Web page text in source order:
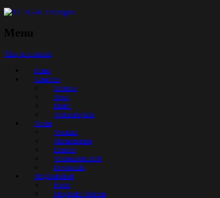
Menu
Skip to content
Home
Aktuelles
Termine
News
Bilder
Verbandsspiele
Verein
Vorstand
Mannschaften
Historie
Vereinszeitschrift
Downloads
Mitgliedschaft
Preise
Mitglieder Werben